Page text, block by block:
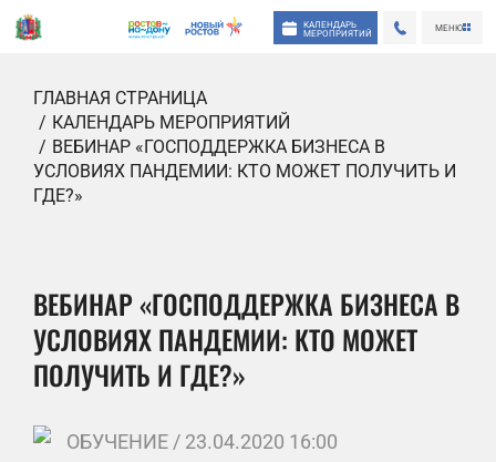
КАЛЕНДАРЬ
МЕРОПРИЯТИЙ
МЕНЮ
ГЛАВНАЯ СТРАНИЦА
КАЛЕНДАРЬ МЕРОПРИЯТИЙ
ВЕБИНАР «ГОСПОДДЕРЖКА БИЗНЕСА В
УСЛОВИЯХ ПАНДЕМИИ: КТО МОЖЕТ ПОЛУЧИТЬ И
ГДЕ?»
ВЕБИНАР «ГОСПОДДЕРЖКА БИЗНЕСА В
УСЛОВИЯХ ПАНДЕМИИ: КТО МОЖЕТ
ПОЛУЧИТЬ И ГДЕ?»
ОБУЧЕНИЕ / 23.04.2020 16:00